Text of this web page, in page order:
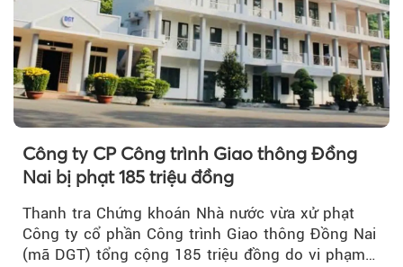
Công ty CP Công trình Giao thông Đồng
Nai bị phạt 185 triệu đồng
Thanh tra Chứng khoán Nhà nước vừa xử phạt
Công ty cổ phần Công trình Giao thông Đồng Nai
(mã DGT) tổng cộng 185 triệu đồng do vi phạm